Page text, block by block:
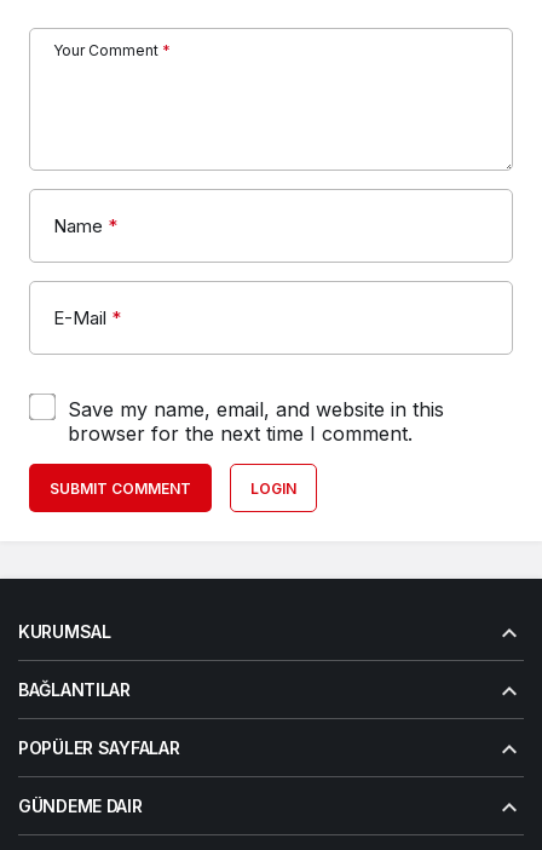
Your Comment *
Name *
E-Mail *
Save my name, email, and website in this
browser for the next time I comment.
SUBMIT COMMENT LOGIN
KURUMSAL
BAĞLANTILAR
POPÜLER SAYFALAR
GÜNDEME DAIR